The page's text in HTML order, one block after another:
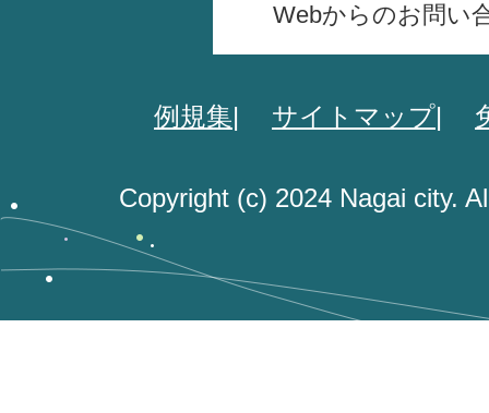
Webからのお問い
例規集 サイトマップ
Copyright (c) 2024 Nagai city.